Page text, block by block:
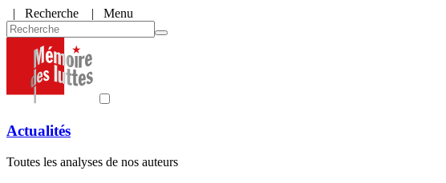
| Recherche | Menu
Actualités
Toutes les analyses de nos auteurs